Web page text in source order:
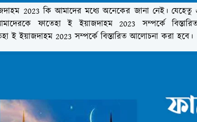
2023 কি আমাদের মধ্যে অনেকের জানা নেই। যেহেতু
ফাতেহা ই ইয়াজদাহম 2023 সম্পর্কে
ই ইয়াজদাহম 2023 সম্পর্কে বিস্তারিত আলোচনা করা হবে।